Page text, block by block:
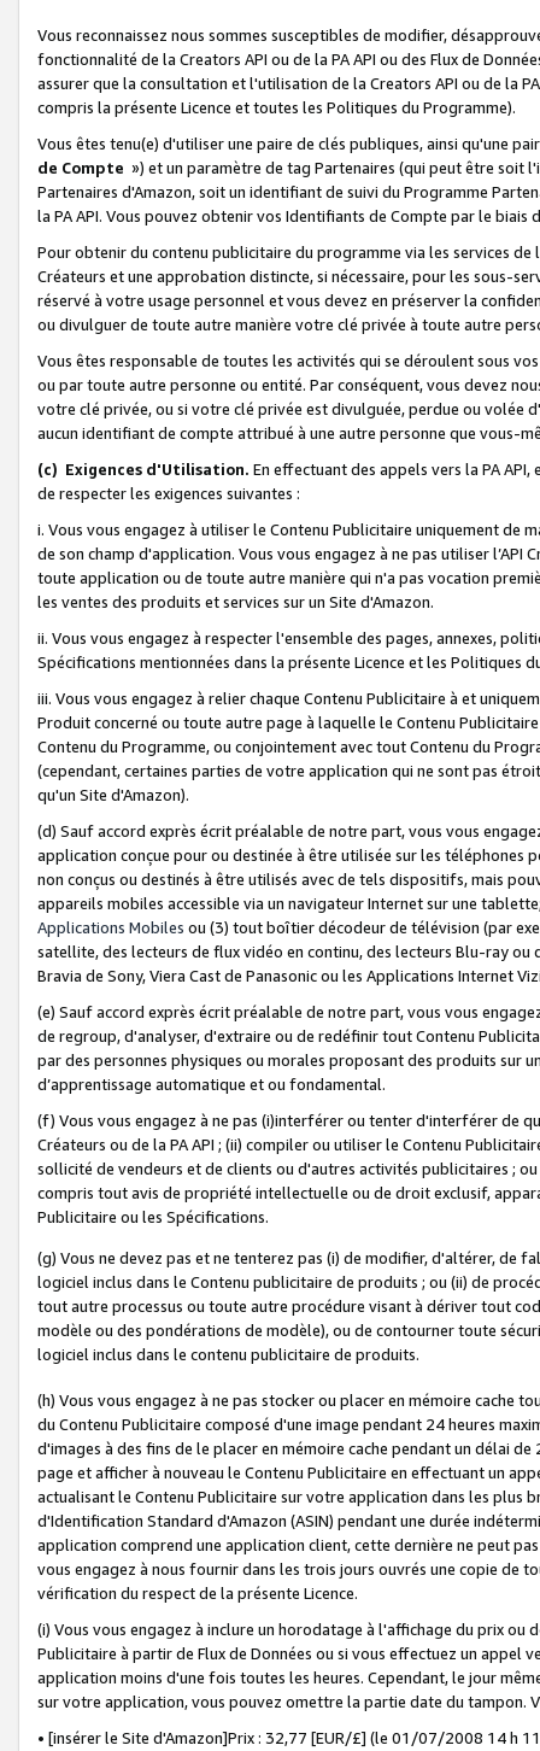
Vous reconnaissez nous sommes susceptibles de modifier,
fonctionnalité de la Creators API ou de la PA API ou des Flux de
assurer que la consultation et l'utilisation de la Creators API ou de la
compris la présente Licence et toutes les Politiques du Programme).
Vous êtes tenu(e) d'utiliser une paire de clés publiques, ainsi qu'une
de Compte ») et un paramètre de tag Partenaires (qui peut être soit
Partenaires d'Amazon, soit un identifiant de suivi du Programme
la PA API. Vous pouvez obtenir vos Identifiants de Compte par le biais
Pour obtenir du contenu publicitaire du programme via les services
Créateurs et une approbation distincte, si nécessaire, pour les sous-
réservé à votre usage personnel et vous devez en préserver la
ou divulguer de toute autre manière votre clé privée à toute autre
Vous êtes responsable de toutes les activités qui se déroulent sous
ou par toute autre personne ou entité. Par conséquent, vous devez
votre clé privée, ou si votre clé privée est divulguée, perdue ou volée
aucun identifiant de compte attribué à une autre personne que vous-
(c) Exigences d'Utilisation. En effectuant des appels vers la PA
de respecter les exigences suivantes :
i. Vous vous engagez à utiliser le Contenu Publicitaire uniquement de
de son champ d'application. Vous vous engagez à ne pas utiliser l’API
toute application ou de toute autre manière qui n'a pas vocation
les ventes des produits et services sur un Site d'Amazon.
ii. Vous vous engagez à respecter l'ensemble des pages, annexes,
Spécifications mentionnées dans la présente Licence et les Politiques
iii. Vous vous engagez à relier chaque Contenu Publicitaire à et
Produit concerné ou toute autre page à laquelle le Contenu
Contenu du Programme, ou conjointement avec tout Contenu du
(cependant, certaines parties de votre application qui ne sont pas
qu'un Site d'Amazon).
(d) Sauf accord exprès écrit préalable de notre part, vous vous
application conçue pour ou destinée à être utilisée sur les téléphones
non conçus ou destinés à être utilisés avec de tels dispositifs, mais
appareils mobiles accessible via un navigateur Internet sur une
Applications Mobiles ou (3) tout boîtier décodeur de télévision (par
satellite, des lecteurs de flux vidéo en continu, des lecteurs Blu-ray
Bravia de Sony, Viera Cast de Panasonic ou les Applications Internet
(e) Sauf accord exprès écrit préalable de notre part, vous vous
de regroup, d'analyser, d'extraire ou de redéfinir tout Contenu
par des personnes physiques ou morales proposant des produits sur
d’apprentissage automatique et ou fondamental.
(f) Vous vous engagez à ne pas (i)interférer ou tenter d'interférer de
Créateurs ou de la PA API ; (ii) compiler ou utiliser le Contenu
sollicité de vendeurs et de clients ou d'autres activités publicitaires ;
compris tout avis de propriété intellectuelle ou de droit exclusif,
Publicitaire ou les Spécifications.
(g) Vous ne devez pas et ne tenterez pas (i) de modifier, d'altérer, de
logiciel inclus dans le Contenu publicitaire de produits ; ou (ii) de
tout autre processus ou toute autre procédure visant à dériver tout
modèle ou des pondérations de modèle), ou de contourner toute
logiciel inclus dans le contenu publicitaire de produits.
(h) Vous vous engagez à ne pas stocker ou placer en mémoire cache
du Contenu Publicitaire composé d'une image pendant 24 heures
d'images à des fins de le placer en mémoire cache pendant un délai
page et afficher à nouveau le Contenu Publicitaire en effectuant un
actualisant le Contenu Publicitaire sur votre application dans les plus
d'Identification Standard d'Amazon (ASIN) pendant une durée
application comprend une application client, cette dernière ne peut
vous engagez à nous fournir dans les trois jours ouvrés une copie de
vérification du respect de la présente Licence.
(i) Vous vous engagez à inclure un horodatage à l'affichage du prix
Publicitaire à partir de Flux de Données ou si vous effectuez un appel
application moins d'une fois toutes les heures. Cependant, le jour
sur votre application, vous pouvez omettre la partie date du tampon.
• [insérer le Site d'Amazon]Prix : 32,77 [EUR/£] (le 01/07/2008 14 h